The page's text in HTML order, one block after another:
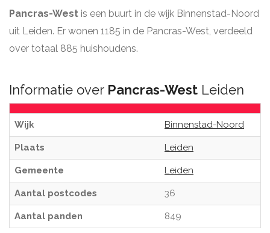
Pancras-West is een buurt in de wijk Binnenstad-Noord
uit Leiden. Er wonen 1185 in de Pancras-West, verdeeld
over totaal 885 huishoudens.
Informatie over Pancras-West Leiden
Wijk Binnenstad-Noord
Plaats Leiden
Gemeente Leiden
Aantal postcodes 36
Aantal panden 849